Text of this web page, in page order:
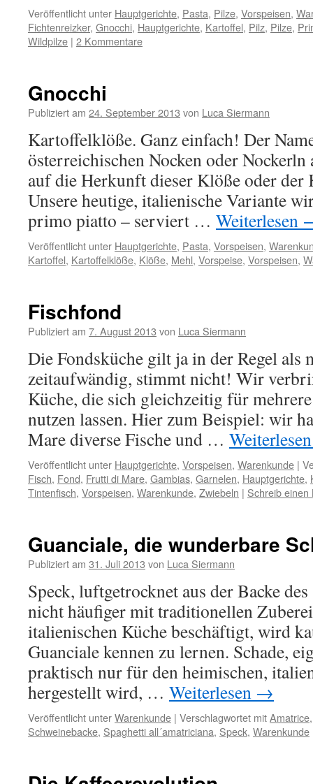
Veröffentlicht unter Hauptgerichte, Pasta, Pilze, Vorspeisen,
Fichtenreizker, Gnocchi, Hauptgerichte, Kartoffel, Pilz, Pilze,
Wildpilze | 2 Kommentare
Gnocchi
Publiziert am 24. September 2013 von Luca Siermann
Kartoffelklöße. Ganz einfach! Der
österreichischen Nocken oder
auf die Herkunft dieser Klöße oder der
Unsere heutige, italienische Variante
primo piatto – serviert … Weiterlesen
Veröffentlicht unter Hauptgerichte, Pasta, Vorspeisen,
Kartoffel, Kartoffelklöße, Klöße, Mehl, Vorspeise, Vorspeisen,
Fischfond
Publiziert am 7. August 2013 von Luca Siermann
Die Fondsküche gilt ja in der Regel als
zeitaufwändig, stimmt nicht! Wir
Küche, die sich gleichzeitig für
nutzen lassen. Hier zum Beispiel: wir
Mare diverse Fische und …
Veröffentlicht unter Hauptgerichte, Vorspeisen, Warenkunde |
Fisch, Fond, Frutti di Mare, Gambias, Garnelen, Hauptgerichte,
Tintenfisch, Vorspeisen, Warenkunde, Zwiebeln | Schreib einen
Guanciale, die wunderbare
Publiziert am 31. Juli 2013 von Luca Siermann
Speck, luftgetrocknet aus der Backe
nicht häufiger mit traditionellen
italienischen Küche beschäftigt, wird
Guanciale kennen zu lernen. Schade,
praktisch nur für den heimischen,
hergestellt wird, … Weiterlesen →
Veröffentlicht unterWarenkunde | Verschlagwortet mitAmatrice
Schweinebacke, Spaghetti all´amatriciana, Speck, Warenkunde